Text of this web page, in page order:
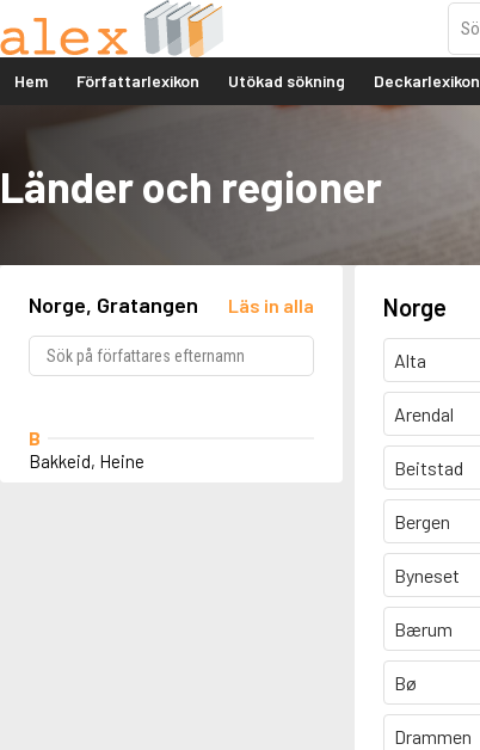
Hem Författarlexikon Utökad sökning Deckarlexikon
Länder och regioner
Norge, Gratangen Läs in alla
B
Bakkeid, Heine
Norge
Alta
Arendal
Beitstad
Bergen
Byneset
Bærum
Bø
Drammen